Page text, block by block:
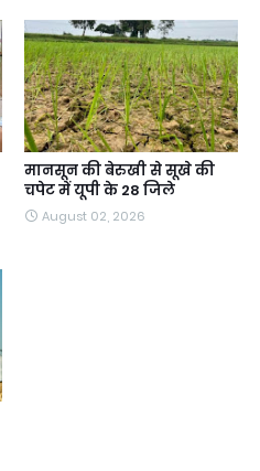
मानसून की बेरुखी से सूखे की
चपेट में यूपी के 28 जिले
August 02, 2026